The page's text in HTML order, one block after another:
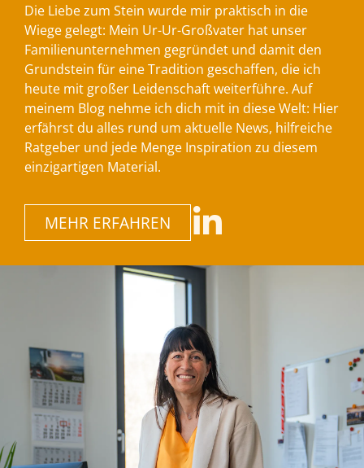
Die Liebe zum Stein wurde mir praktisch in die
Wiege gelegt: Mein Ur-Ur-Großvater hat unser
Familienunternehmen gegründet und damit den
Grundstein für eine Tradition geschaffen, die ich
heute mit großer Leidenschaft weiterführe. Auf
meinem Blog nehme ich dich mit in diese Welt: Hier
erfährst du alles rund um aktuelle News, hilfreiche
Ratgeber und jede Menge Inspiration zu diesem
einzigartigen Material.
MEHR ERFAHREN